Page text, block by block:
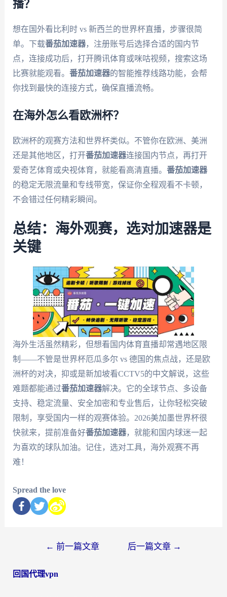
播？
想在国外看比利时 vs 新西兰的世界杯直播，步骤很简
单。下载番茄加速器，注册账号后选择合适的国内节
点，连接成功后，打开腾讯体育或咪咕视频，搜索这场
比赛就能观看。 番茄加速器的智能推荐线路功能，会帮
你找到最快的连接方式，确保直播流畅。
在海外怎么看欧洲杯？
欧洲杯的观赛方法和世界杯类似。不管你在欧洲、美洲
还是其他地区，打开番茄加速器连接国内节点，再打开
爱奇艺体育或央视体育，就能看高清直播。 番茄加速器
的稳定无限流量和专线带宽，保证你全程观看不卡顿，
不会错过任何精彩瞬间。
总结：海外观赛，选对加速器是
关键
海外生活虽然精彩，但想看国内体育直播却常遇地区限
制——不管是世界杯厄瓜多尔 vs 德国的焦点战，还是欧
洲杯的对决，抑或是新加坡看CCTV5的中文解说，这些
难题都能通过番茄加速器解决。它的全球节点、多设备
支持、稳定流量、安全加密和专业售后，让你轻松突破
限制，享受国内一样的观赛体验。2026美加墨世界杯很
快就来，提前准备好番茄加速器，就能和国内球迷一起
为喜欢的球队加油。记住，选对工具，海外观赛不再
难！
Spread the love
← 前一篇文章 后一篇文章 →
回国代理vpn